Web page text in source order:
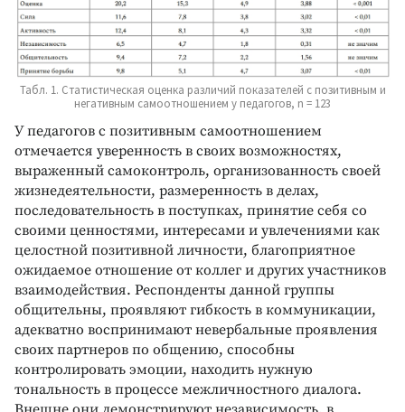
Табл. 1. Статистическая оценка различий показателей с позитивным и
негативным самоотношением у педагогов, n = 123
У педагогов с позитивным самоотношением
отмечается уверенность в своих возможностях,
выраженный самоконтроль, организованность своей
жизнедеятельности, размеренность в делах,
последовательность в поступках, принятие себя со
своими ценностями, интересами и увлечениями как
целостной позитивной личности, благоприятное
ожидаемое отношение от коллег и других участников
взаимодействия. Респонденты данной группы
общительны, проявляют гибкость в коммуникации,
адекватно воспринимают невербальные проявления
своих партнеров по общению, способны
контролировать эмоции, находить нужную
тональность в процессе межличностного диалога.